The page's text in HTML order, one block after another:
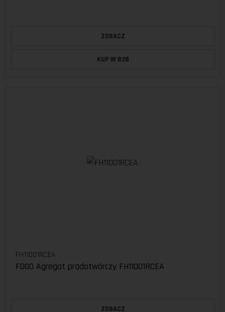
ZOBACZ
KUP W B2B
FH11001RCEA
FOGO Agregat prądotwórczy FH11001RCEA
ZOBACZ